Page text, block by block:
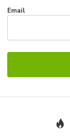
Email